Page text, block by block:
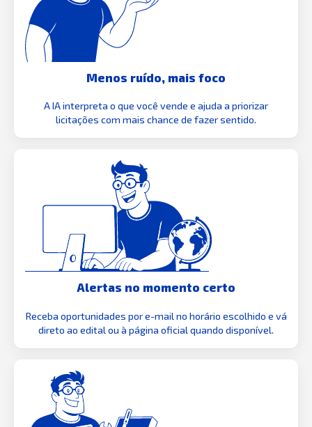
Menos ruído, mais foco
A IA interpreta o que você vende e ajuda a priorizar
licitações com mais chance de fazer sentido.
Alertas no momento certo
Receba oportunidades por e-mail no horário escolhido e vá
direto ao edital ou à página oficial quando disponível.